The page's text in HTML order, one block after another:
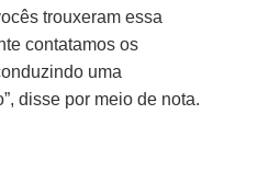
trouxeram essa
contatamos os
uma
disse por meio de nota.